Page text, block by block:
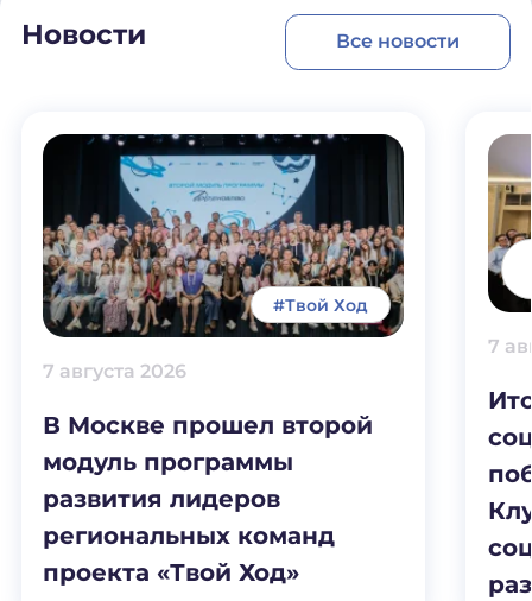
Новости Все новости
#Твой Ход
7 августа 2026
В Москве прошел второй
модуль программы
развития лидеров
региональных команд
проекта «Твой Ход»
7